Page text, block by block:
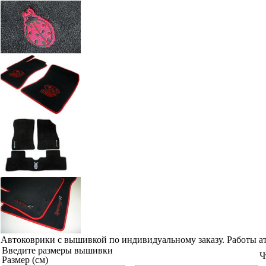
Автоковрики с вышивкой по индивидуальному заказу. Работы
Введите размеры вышивки
Размер (см)